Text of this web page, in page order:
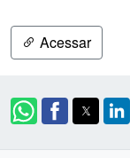
Acessar